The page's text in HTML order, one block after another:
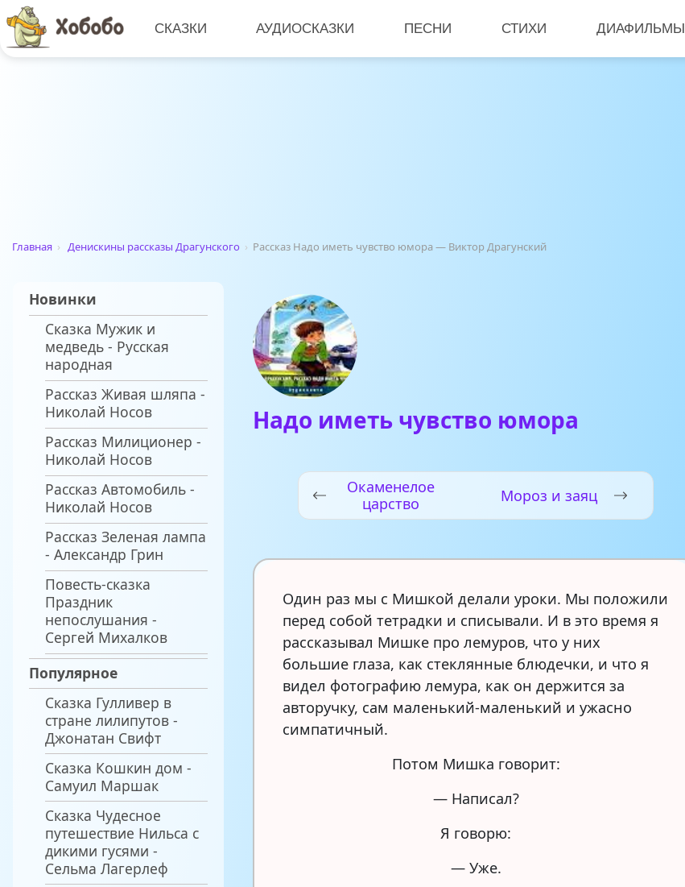
СКАЗКИ АУДИОСКАЗКИ ПЕСНИ СТИХИ ДИАФИЛЬМЫ
Главная › Денискины рассказы Драгунского › Рассказ Надо иметь чувство юмора — Виктор Драгунский
Новинки
Сказка Мужик и
медведь - Русская
народная
Рассказ Живая шляпа -
Николай Носов
Рассказ Милиционер -
Николай Носов
Рассказ Автомобиль -
Николай Носов
Рассказ Зеленая лампа
- Александр Грин
Повесть-сказка
Праздник
непослушания -
Сергей Михалков
Популярное
Сказка Гулливер в
стране лилипутов -
Джонатан Свифт
Сказка Кошкин дом -
Самуил Маршак
Сказка Чудесное
путешествие Нильса с
дикими гусями -
Сельма Лагерлеф
Надо иметь чувство юмора
Окаменелое
царство
Мороз и заяц
Один раз мы с Мишкой делали уроки. Мы положили
перед собой тетрадки и списывали. И в это время я
рассказывал Мишке про лемуров, что у них
большие глаза, как стеклянные блюдечки, и что я
видел фотографию лемура, как он держится за
авторучку, сам маленький-маленький и ужасно
симпатичный.
Потом Мишка говорит:
— Написал?
Я говорю:
— Уже.